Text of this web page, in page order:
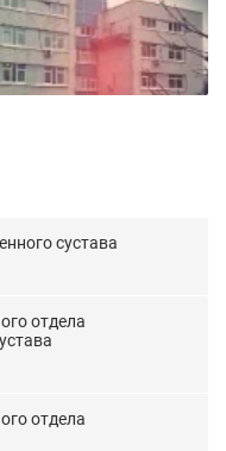
сустава
отдела
отдела